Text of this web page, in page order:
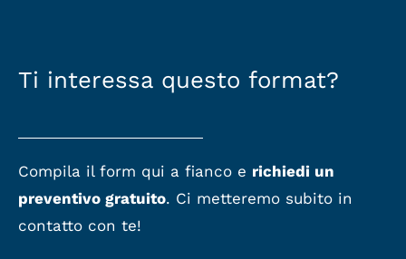
Ti interessa questo format?
Compila il form qui a fianco e richiedi un
preventivo gratuito. Ci metteremo subito in
contatto con te!